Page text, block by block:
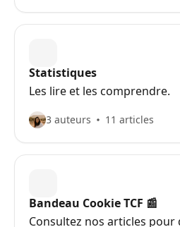
Statistiques
Les lire et les comprendre.
3 auteurs 11 articles
Bandeau Cookie TCF 📰
Consultez nos articles